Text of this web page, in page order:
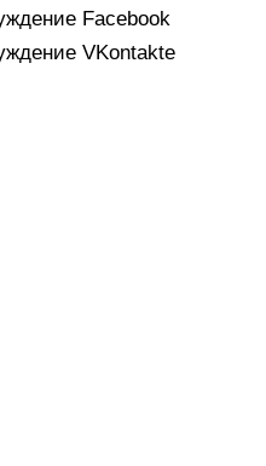
Facebook
VKontakte